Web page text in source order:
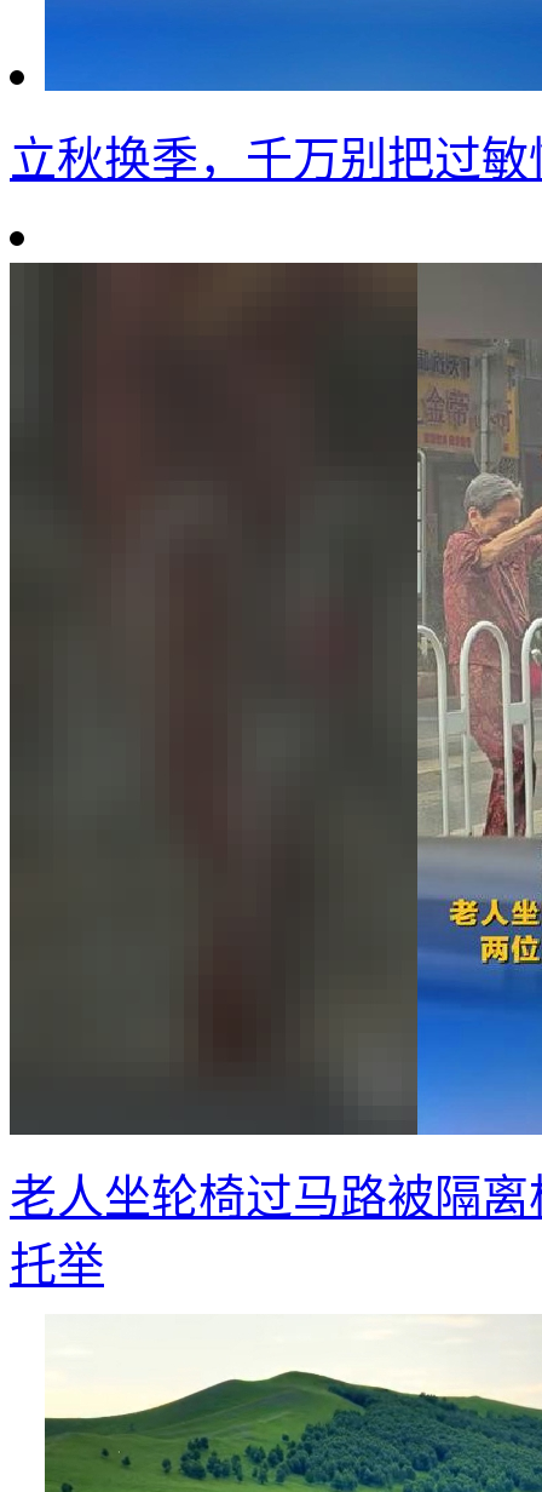
立秋换季，千万别把过
老人坐轮椅过马路被隔
托举